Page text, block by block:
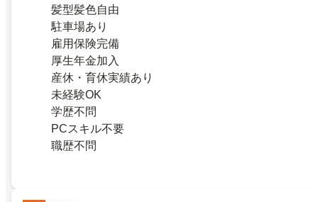
髪型髪色自由
駐車場あり
雇用保険完備
厚生年金加入
産休・育休実績あり
未経験OK
学歴不問
PCスキル不要
職歴不問